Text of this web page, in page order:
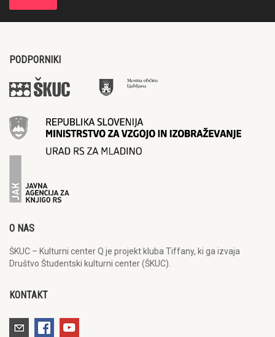
PODPORNIKI
O NAS
ŠKUC – Kulturni center Q je projekt kluba Tiffany, ki ga izvaja
Društvo Študentski kulturni center (ŠKUC).
KONTAKT